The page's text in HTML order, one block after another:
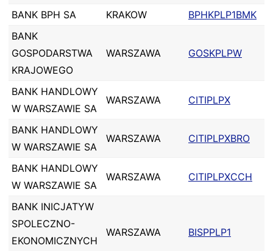
BANK BPH SA
KRAKOW
BPHKPLP1BMK
BANK
GOSPODARSTWA
KRAJOWEGO
WARSZAWA GOSKPLPW
BANK HANDLOWY
W WARSZAWIE SA
WARSZAWA CITIPLPX
BANK HANDLOWY
W WARSZAWIE SA
WARSZAWA CITIPLPXBRO
BANK HANDLOWY
W WARSZAWIE SA
WARSZAWA CITIPLPXCCH
BANK INICJATYW
SPOLECZNO-
EKONOMICZNYCH
WARSZAWA BISPPLP1